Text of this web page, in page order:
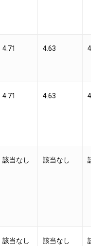
4.71 4.63 4.71
4.71 4.63 4.71
該当なし 該当なし 該当
該当なし 該当なし 該当